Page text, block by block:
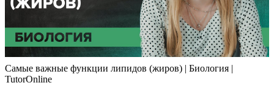
Самые важные функции липидов (жиров) | Биология |
TutorOnline